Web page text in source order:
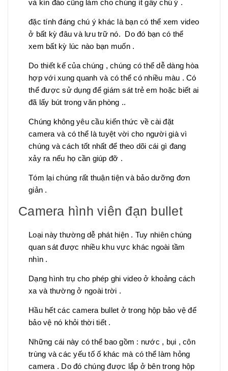
và kín đáo cũng làm cho chúng ít gây chú ý .
đặc tính đáng chú ý khác là bạn có thể xem video
ở bất kỳ đâu và lưu trữ nó. Do đó bạn có thể
xem bất kỳ lúc nào bạn muốn .
Do thiết kế của chúng , chúng có thể dễ dàng hòa
hợp với xung quanh và có thể có nhiều màu . Có
thể được sử dụng để giám sát trẻ em hoặc biết ai
đã lấy bút trong văn phòng ..
Chúng không yêu cầu kiến thức về cài đặt
camera và có thể là tuyệt vời cho người già vì
chúng và cách tốt nhất để theo dõi cái gì đang
xảy ra nếu họ cần giúp đỡ .
Tóm lại chúng rất thuận tiện và bảo dưỡng đơn
giản .
Camera hình viên đạn bullet
Loại này thường dễ phát hiện . Tuy nhiên chúng
quan sát được nhiều khu vực khác ngoài tầm
nhìn .
Dạng hình trụ cho phép ghi video ở khoảng cách
xa và thường ở ngoài trời .
Hầu hết các camera bullet ở trong hộp bảo vệ để
bảo vệ nó khỏi thời tiết .
Những cái này có thể bao gồm : nước , bụi , côn
trùng và các yếu tố ố khác mà có thể làm hỏng
camera . Do đó chúng được lắp ở bên trong hộp